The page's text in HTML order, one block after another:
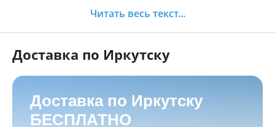
Менеджер свяжется с Вами в течение 30
Как оплатить:
Наличными, пластиковой картой, кредитной
картой и картой ХАЛВА в кассе нашего
магазина по адресуг. Иркутск, ул. Баррикад
24а, Мотосалон БАРС
Читать весь текст...
Доставка по Иркутску
Доставка по Иркутску
БЕСПЛАТНО